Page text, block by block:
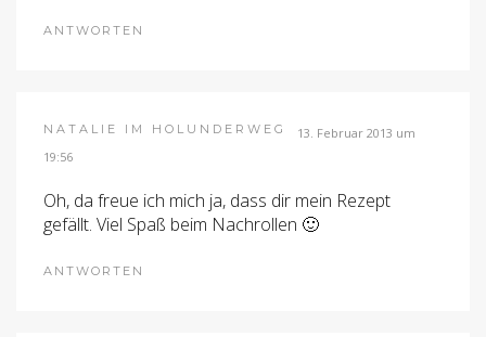
ANTWORTEN
NATALIE IM HOLUNDERWEG
13. Februar 2013 um
19:56
Oh, da freue ich mich ja, dass dir mein Rezept
gefällt. Viel Spaß beim Nachrollen 🙂
ANTWORTEN